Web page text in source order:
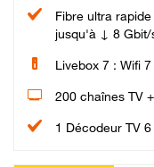
Fibre ultra rapide
jusqu'à ↓ 8
Livebox 7 : Wifi
200 chaînes TV +
1 Décodeur TV 6